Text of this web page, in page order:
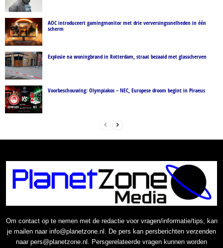
AOC introduceert gamingmonitor met drie verversingssnelheden in één
scherm
Explosie na woningbrand in Rotterdam, straat bezaaid met glasscherven
Voorbeschouwing: Olympiakos – NEC, Europese droom begint in Piraeus
Om contact op te nemen met de redactie voor vragen/informatie/tips, kan
je mailen naar info@planetzone.nl. De pers kan persberichten verzenden
naar pers@planetzone.nl. Persgerelateerde vragen kunnen worden